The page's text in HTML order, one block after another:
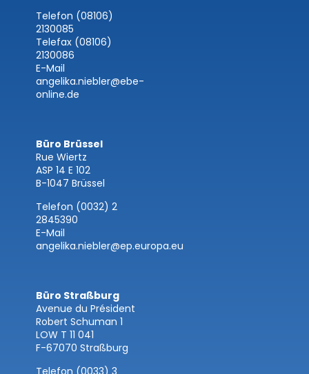
Telefon (08106)
2130085
Telefax (08106)
2130086
E-Mail
angelika.niebler@ebe-
online.de
Büro Brüssel
Rue Wiertz
ASP 14 E 102
B-1047 Brüssel
Telefon (0032) 2
2845390
E-Mail
angelika.niebler@ep.europa.eu
Büro Straßburg
Avenue du Président
Robert Schuman 1
LOW T 11 041
F-67070 Straßburg
Telefon (0033) 3